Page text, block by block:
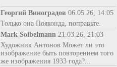
Георгий Виноградов 06.05.26, 14:05
Только она Пояконда, поправьте.
Mark Soibelmann 21.03.26, 21:03
Художник Антонов Может ли это
изображение быть повторением того
же изображения 1933 года?...